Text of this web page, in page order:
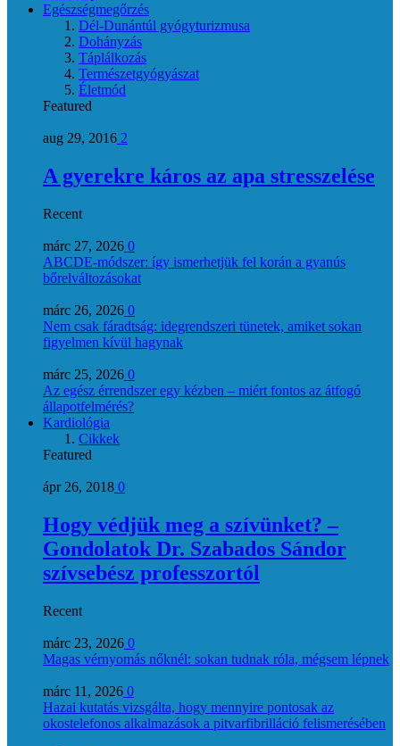
Egészségmegőrzés
Dél-Dunántúl gyógyturizmusa
Dohányzás
Táplálkozás
Természetgyógyászat
Életmód
Featured
aug 29, 2016 2
A gyerekre káros az apa stresszelése
Recent
márc 27, 2026 0
ABCDE‑módszer: így ismerhetjük fel korán a gyanús
bőrelváltozásokat
márc 26, 2026 0
Nem csak fáradtság: idegrendszeri tünetek, amiket sokan
figyelmen kívül hagynak
márc 25, 2026 0
Az egész érrendszer egy kézben – miért fontos az átfogó
állapotfelmérés?
Kardiológia
Cikkek
Featured
ápr 26, 2018 0
Hogy védjük meg a szívünket? –
Gondolatok Dr. Szabados Sándor
szívsebész professzortól
Recent
márc 23, 2026 0
Magas vérnyomás nőknél: sokan tudnak róla, mégsem lépnek
márc 11, 2026 0
Hazai kutatás vizsgálta, hogy mennyire pontosak az
okostelefonos alkalmazások a pitvarfibrilláció felismerésében